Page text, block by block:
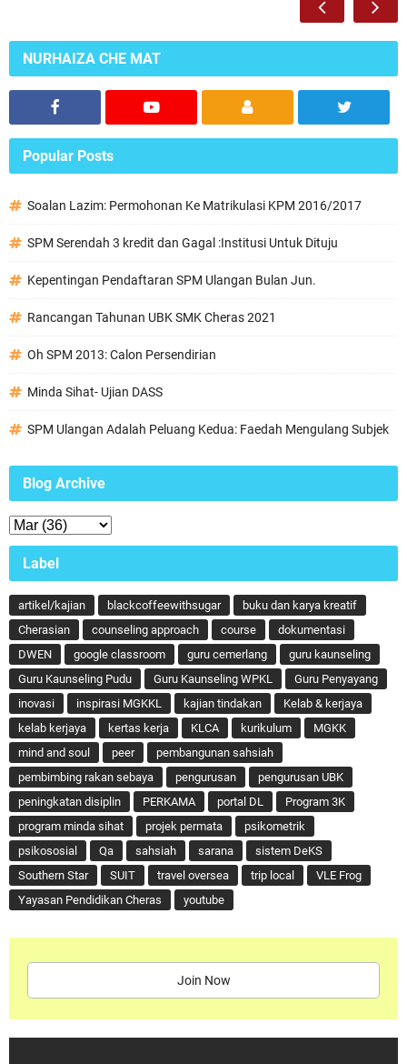
NURHAIZA CHE MAT
Popular Posts
Soalan Lazim: Permohonan Ke Matrikulasi KPM 2016/2017
SPM Serendah 3 kredit dan Gagal :Institusi Untuk Dituju
Kepentingan Pendaftaran SPM Ulangan Bulan Jun.
Rancangan Tahunan UBK SMK Cheras 2021
Oh SPM 2013: Calon Persendirian
Minda Sihat- Ujian DASS
SPM Ulangan Adalah Peluang Kedua: Faedah Mengulang Subjek
Blog Archive
Label
artikel/kajian blackcoffeewithsugar
buku dan karya kreatif
Cherasian
counseling approach course
dokumentasi
DWEN
google classroom guru cemerlang
guru kaunseling
Guru Kaunseling Pudu
Guru Kaunseling WPKL
Guru Penyayang
inovasi
inspirasi MGKKL kajian tindakan
Kelab & kerjaya
kelab kerjaya
kertas kerja KLCA kurikulum
MGKK
mind and soul
peer
pembangunan sahsiah
pembimbing rakan sebaya
pengurusan
pengurusan UBK
peningkatan disiplin
PERKAMA portal DL
Program 3K
program minda sihat
projek permata
psikometrik
psikososial
Qa sahsiah sarana
sistem DeKS
Southern Star
SUIT travel oversea trip local
VLE Frog
Yayasan Pendidikan Cheras
youtube
Join Now